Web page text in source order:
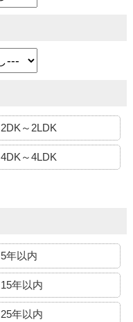
2DK～2LDK
4DK～4LDK
5年以内
15年以内
25年以内